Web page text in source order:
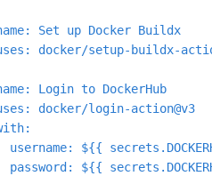
Set up Docker Buildx
docker/setup-buildx-
Login to DockerHub
docker/login-action@v3
username: ${{
password: ${{